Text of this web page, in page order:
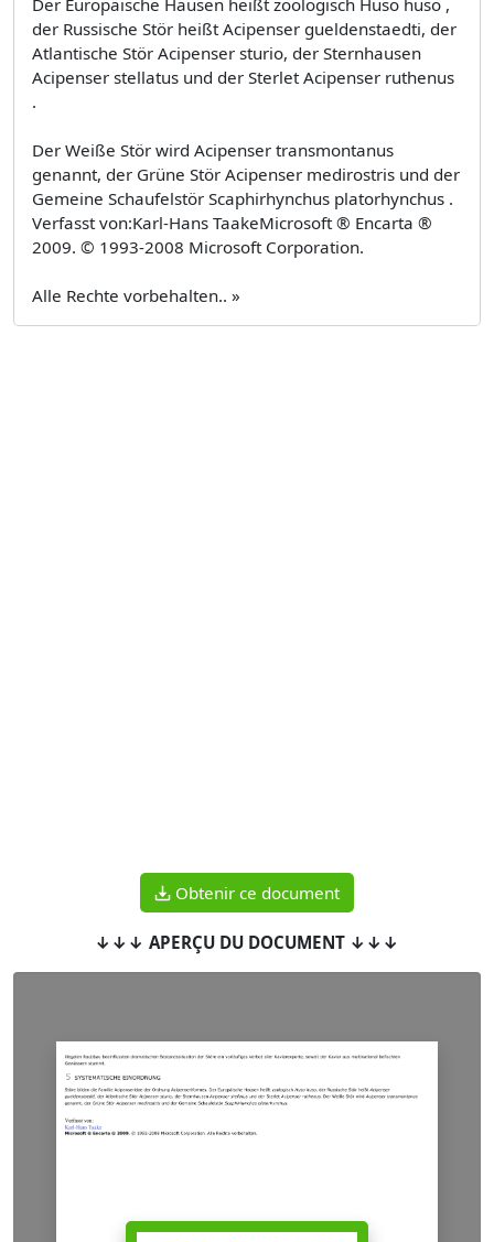
der Russische Stör heißt Acipenser gueldenstaedti, der
Atlantische Stör Acipenser sturio, der Sternhausen
Acipenser stellatus und der Sterlet Acipenser ruthenus
.
Der Weiße Stör wird Acipenser transmontanus
genannt, der Grüne Stör Acipenser medirostris und der
Gemeine Schaufelstör Scaphirhynchus platorhynchus .
Verfasst von:Karl-Hans TaakeMicrosoft ® Encarta ®
2009. © 1993-2008 Microsoft Corporation.
Alle Rechte vorbehalten.. »
Obtenir ce document
↓↓↓ APERÇU DU DOCUMENT ↓↓↓